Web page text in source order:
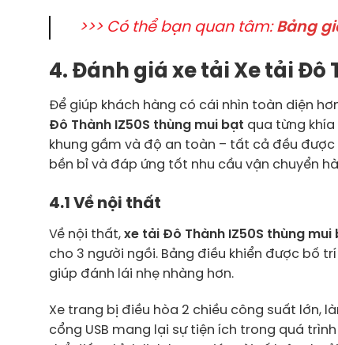
>>> Có thể bạn quan tâm: Bảng
4. Đánh giá xe tải Xe tải Đô
Để giúp khách hàng có cái nhìn toàn diện
Đô Thành IZ50S thùng mui bạt qua từng
khung gầm và độ an toàn – tất cả đều
bền bỉ và đáp ứng tốt nhu cầu vận chuyển
4.1 Về nội thất
Về nội thất, xe tải Đô Thành IZ50S thùng mui
cho 3 người ngồi. Bảng điều khiển được bố
giúp đánh lái nhẹ nhàng hơn.
Xe trang bị điều hòa 2 chiều công suất lớn,
cổng USB mang lại sự tiện ích trong quá